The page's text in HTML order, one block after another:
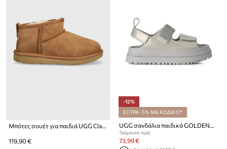
Μπότες σουέτ για παιδιά UGG Classic Ultra Mini
119,90 €
-12%
ΕΞΤΡΑ -5% ΜΕ ΚΩΔΙΚΟ*
Τρέχουσα τιμή:
73,99 €